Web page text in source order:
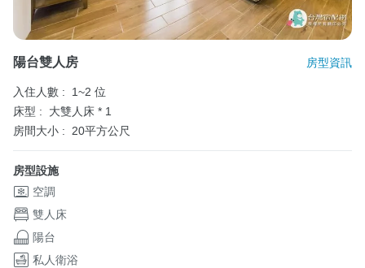
陽台雙人房 房型資訊
入住人數 :
1~2 位
床型 :
大雙人床 * 1
房間大小 : 20平方公尺
房型設施
空調
雙人床
陽台
私人衛浴